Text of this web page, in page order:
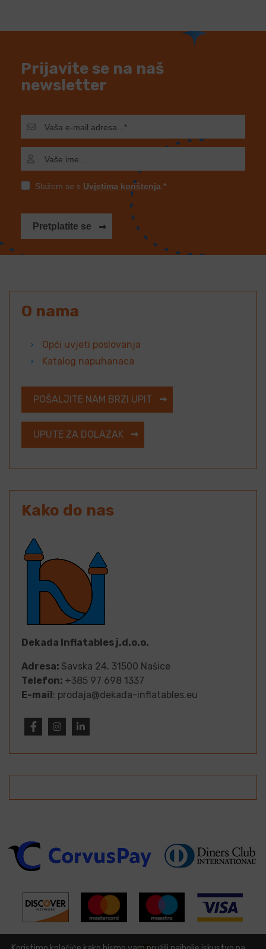
Prijavite se na naš
newsletter
Slažem se s Uvjetima korištenja
Pretplatite se
O nama
Opći uvjeti poslovanja
Katalog napuhanaca
POŠALJITE NAM BRZI UPIT
UPUTE ZA DOLAZAK
Kako do nas
Dekada Inflatables j.d.o.o.
Adresa: Savska 24, 31500 Našice
Telefon: +385 97 698 1337
E-mail: prodaja@dekada-inflatables.eu